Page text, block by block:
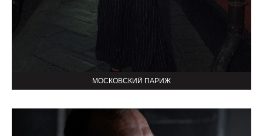
МОСКОВСКИЙ ПАРИЖ